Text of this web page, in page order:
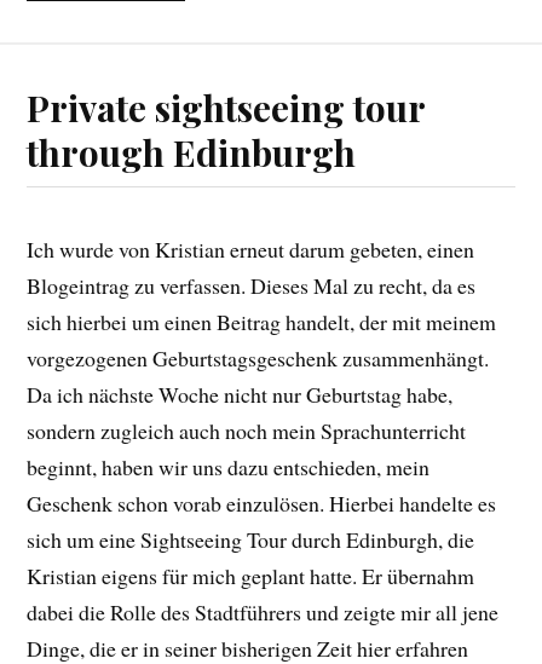
Private sightseeing tour
through Edinburgh
Ich wurde von Kristian erneut darum gebeten, einen
Blogeintrag zu verfassen. Dieses Mal zu recht, da es
sich hierbei um einen Beitrag handelt, der mit meinem
vorgezogenen Geburtstagsgeschenk zusammenhängt.
Da ich nächste Woche nicht nur Geburtstag habe,
sondern zugleich auch noch mein Sprachunterricht
beginnt, haben wir uns dazu entschieden, mein
Geschenk schon vorab einzulösen. Hierbei handelte es
sich um eine Sightseeing Tour durch Edinburgh, die
Kristian eigens für mich geplant hatte. Er übernahm
dabei die Rolle des Stadtführers und zeigte mir all jene
Dinge, die er in seiner bisherigen Zeit hier erfahren